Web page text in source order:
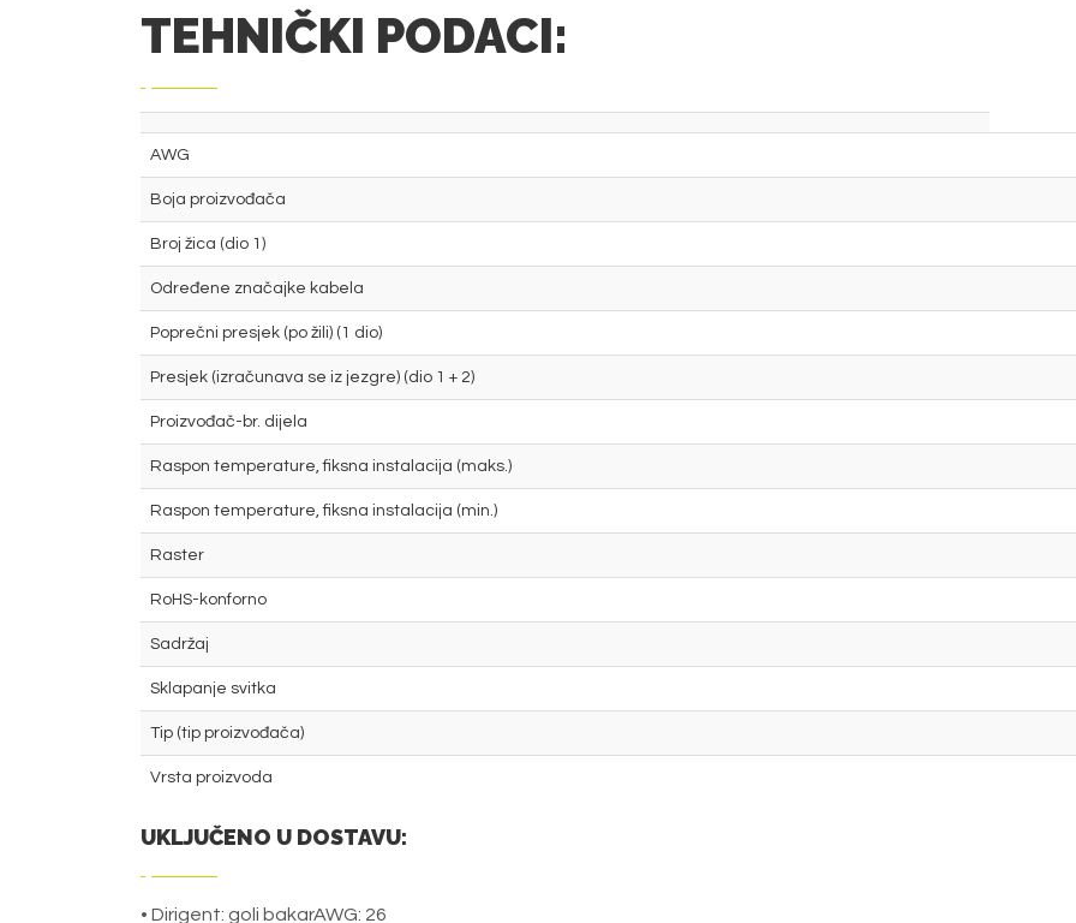
TEHNIČKI PODACI:
AWG
Boja proizvođača
Broj žica (dio 1)
Određene značajke kabela
Poprečni presjek (po žili) (1 dio)
Presjek (izračunava se iz jezgre) (dio 1 + 2)
Proizvođač-br. dijela
Raspon temperature, fiksna instalacija (maks.)
Raspon temperature, fiksna instalacija (min.)
Raster
RoHS-konforno
Sadržaj
Sklapanje svitka
Tip (tip proizvođača)
Vrsta proizvoda
UKLJUČENO U DOSTAVU:
• Dirigent: goli bakarAWG: 26